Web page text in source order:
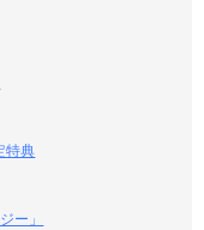
特典
ー」